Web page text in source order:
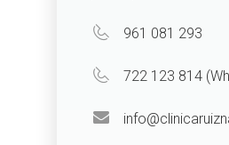
961 081 293
722 123 814